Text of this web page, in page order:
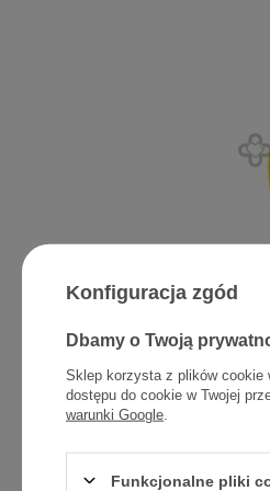
DAX
Konfiguracja zgód
Dbamy o Twoją
Sklep korzysta z plików cookie
dostępu do cookie w Twojej
warunki Google
Funkcjonalne pliki